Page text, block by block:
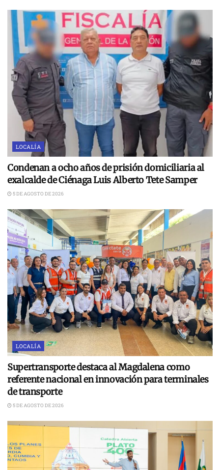
LOCALÍA
Condenan a ocho años de prisión domiciliaria al
exalcalde de Ciénaga Luis Alberto Tete Samper
5 DE AGOSTO DE 2026
LOCALÍA
Supertransporte destaca al Magdalena como
referente nacional en innovación para terminales
de transporte
5 DE AGOSTO DE 2026